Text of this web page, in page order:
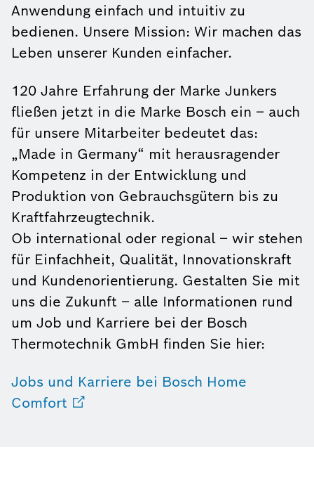
Anwendung einfach und intuitiv zu
bedienen. Unsere Mission: Wir machen das
Leben unserer Kunden einfacher.
120 Jahre Erfahrung der Marke Junkers
fließen jetzt in die Marke Bosch ein – auch
für unsere Mitarbeiter bedeutet das:
„Made in Germany“ mit herausragender
Kompetenz in der Entwicklung und
Produktion von Gebrauchsgütern bis zu
Kraftfahrzeugtechnik.
Ob international oder regional – wir stehen
für Einfachheit, Qualität, Innovationskraft
und Kundenorientierung. Gestalten Sie mit
uns die Zukunft – alle Informationen rund
um Job und Karriere bei der Bosch
Thermotechnik GmbH finden Sie hier:
Jobs und Karriere bei Bosch Home
Comfort